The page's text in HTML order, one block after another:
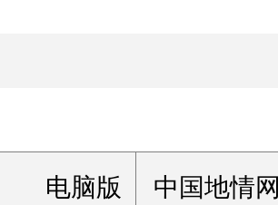
电脑版 中国地情网